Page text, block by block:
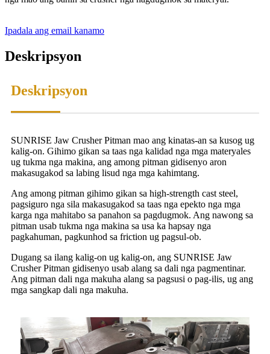
Ipadala ang email kanamo
Deskripsyon
Deskripsyon
SUNRISE Jaw Crusher Pitman mao ang kinatas-an sa kusog ug
kalig-on. Gihimo gikan sa taas nga kalidad nga mga materyales
ug tukma nga makina, ang among pitman gidisenyo aron
makasugakod sa labing lisud nga mga kahimtang.
Ang among pitman gihimo gikan sa high-strength cast steel,
pagsiguro nga sila makasugakod sa taas nga epekto nga mga
karga nga mahitabo sa panahon sa pagdugmok. Ang nawong sa
pitman usab tukma nga makina sa usa ka hapsay nga
pagkahuman, pagkunhod sa friction ug pagsul-ob.
Dugang sa ilang kalig-on ug kalig-on, ang SUNRISE Jaw
Crusher Pitman gidisenyo usab alang sa dali nga pagmentinar.
Ang pitman dali nga makuha alang sa pagsusi o pag-ilis, ug ang
mga sangkap dali nga makuha.